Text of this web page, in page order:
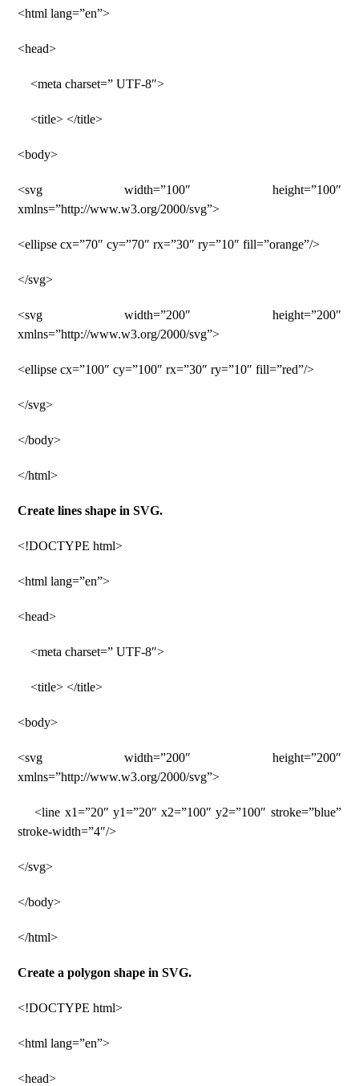
<html lang=”en”>
<head>
<meta charset=” UTF-8″>
<title> </title>
<body>
<svg width=”100″ height=”100″
xmlns=”http://www.w3.org/2000/svg”>
<ellipse cx=”70″ cy=”70″ rx=”30″ ry=”10″ fill=”orange”/>
</svg>
<svg width=”200″ height=”200″
xmlns=”http://www.w3.org/2000/svg”>
<ellipse cx=”100″ cy=”100″ rx=”30″ ry=”10″ fill=”red”/>
</svg>
</body>
</html>
Create lines shape in SVG.
<!DOCTYPE html>
<html lang=”en”>
<head>
<meta charset=” UTF-8″>
<title> </title>
<body>
<svg width=”200″ height=”200″
xmlns=”http://www.w3.org/2000/svg”>
<line x1=”20″ y1=”20″ x2=”100″ y2=”100″ stroke=”blue”
stroke-width=”4″/>
</svg>
</body>
</html>
Create a polygon shape in SVG.
<!DOCTYPE html>
<html lang=”en”>
<head>